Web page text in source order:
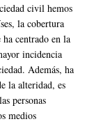
civil hemos
la cobertura
centrado en la
incidencia
Además, ha
la alteridad, es
personas
medios